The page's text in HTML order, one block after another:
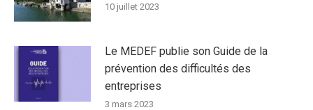
10 juillet 2023
Le MEDEF publie son Guide de la
prévention des difficultés des
entreprises
3 mars 2023